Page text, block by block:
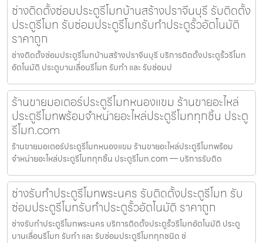
ช่างติดตั้งซ่อมประตูรีโมทบ้านสร้างปราจีนบุรี รับติดตั้ง
ประตูรีโมท รับซ่อมประตูรีโมทรับทำประตูรั้วอัตโนมัติ
ราคาถูก
ช่างติดตั้งซ่อมประตูรีโมทบ้านสร้างปราจีนบุรี บริการติดตั้งประตูรั้วรีโมท
อัตโนมัติ ประตูบานเลื่อนรีโมท รับทำ และ รับซ่อมป
ร้านขายมอเตอร์ประตูรีโมทหนองแขม ร้านขายอะไหล่
ประตูรีโมทพร้อมจำหน่ายอะไหล่ประตูรีโมททุกชิ้น ประตู
รีโมท.com
ร้านขายมอเตอร์ประตูรีโมทหนองแขม ร้านขายอะไหล่ประตูรีโมทพร้อม
จำหน่ายอะไหล่ประตูรีโมททุกชิ้น ประตูรีโมท.com — บริการรับติด
ช่างรับทำประตูรีโมทพระนคร รับติดตั้งประตูรีโมท รับ
ซ่อมประตูรีโมทรับทำประตูรั้วอัตโนมัติ ราคาถูก
ช่างรับทำประตูรีโมทพระนคร บริการติดตั้งประตูรั้วรีโมทอัตโนมัติ ประตู
บานเลื่อนรีโมท รับทำ และ รับซ่อมประตูรีโมททุกชนิด ช่